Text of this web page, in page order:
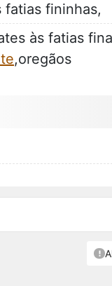
fatias fininhas,
às fatias
,oregãos